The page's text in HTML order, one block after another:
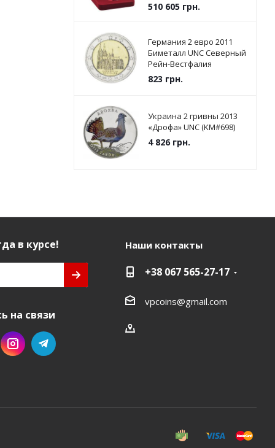
510 605 грн.
Германия 2 евро 2011
Биметалл UNC Северный
Рейн-Вестфалия
823 грн.
Украина 2 гривны 2013
«Дрофа» UNC (KM#698)
4 826грн.
в курсе!
на связи
Наши контакты
+38 067 565-27-17
vpcoins@gmail.com